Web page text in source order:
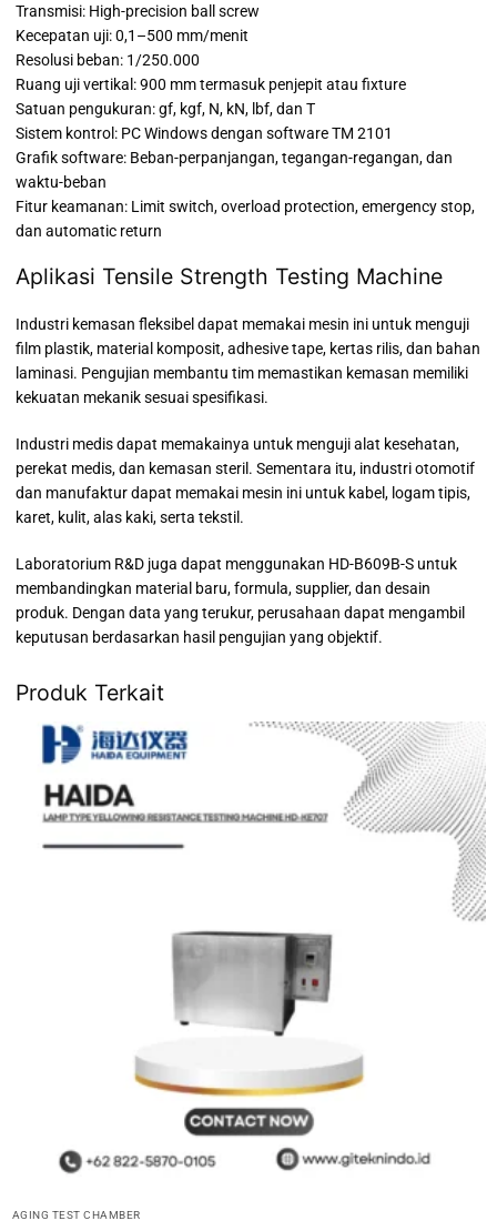
Transmisi: High-precision ball screw
Kecepatan uji: 0,1–500 mm/menit
Resolusi beban: 1/250.000
Ruang uji vertikal: 900 mm termasuk penjepit atau fixture
Satuan pengukuran: gf, kgf, N, kN, lbf, dan T
Sistem kontrol: PC Windows dengan software TM 2101
Grafik software: Beban-perpanjangan, tegangan-regangan, dan
waktu-beban
Fitur keamanan: Limit switch, overload protection, emergency stop,
dan automatic return
Aplikasi Tensile Strength Testing Machine
Industri kemasan fleksibel dapat memakai mesin ini untuk menguji
film plastik, material komposit, adhesive tape, kertas rilis, dan bahan
laminasi. Pengujian membantu tim memastikan kemasan memiliki
kekuatan mekanik sesuai spesifikasi.
Industri medis dapat memakainya untuk menguji alat kesehatan,
perekat medis, dan kemasan steril. Sementara itu, industri otomotif
dan manufaktur dapat memakai mesin ini untuk kabel, logam tipis,
karet, kulit, alas kaki, serta tekstil.
Laboratorium R&D juga dapat menggunakan HD-B609B-S untuk
membandingkan material baru, formula, supplier, dan desain
produk. Dengan data yang terukur, perusahaan dapat mengambil
keputusan berdasarkan hasil pengujian yang objektif.
Produk Terkait
AGING TEST CHAMBER